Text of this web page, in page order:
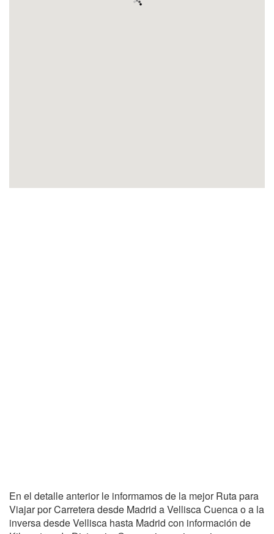
En el detalle anterior le informamos de la mejor Ruta para
Viajar por Carretera desde Madrid a Vellisca Cuenca o a la
inversa desde Vellisca hasta Madrid con información de